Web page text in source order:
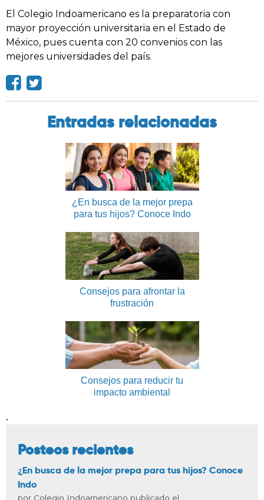
El Colegio Indoamericano es la preparatoria con
mayor proyección universitaria en el Estado de
México, pues cuenta con 20 convenios con las
mejores universidades del país.
Entradas relacionadas
¿En busca de la mejor prepa
para tus hijos? Conoce Indo
Consejos para afrontar la
frustración
Consejos para reducir tu
impacto ambiental
.
Posteos recientes
¿En busca de la mejor prepa para tus hijos? Conoce
Indo
por Colegio Indoamericano publicado el